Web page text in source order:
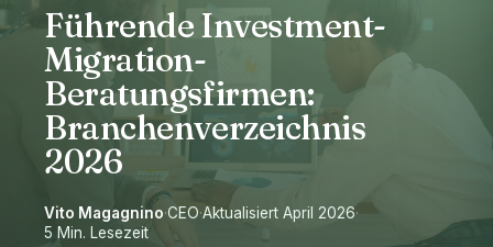
Führende Investment-
Migration-
Beratungsfirmen:
Branchenverzeichnis
2026
Vito Magagnino·CEO·Aktualisiert April 2026·
5 Min. Lesezeit